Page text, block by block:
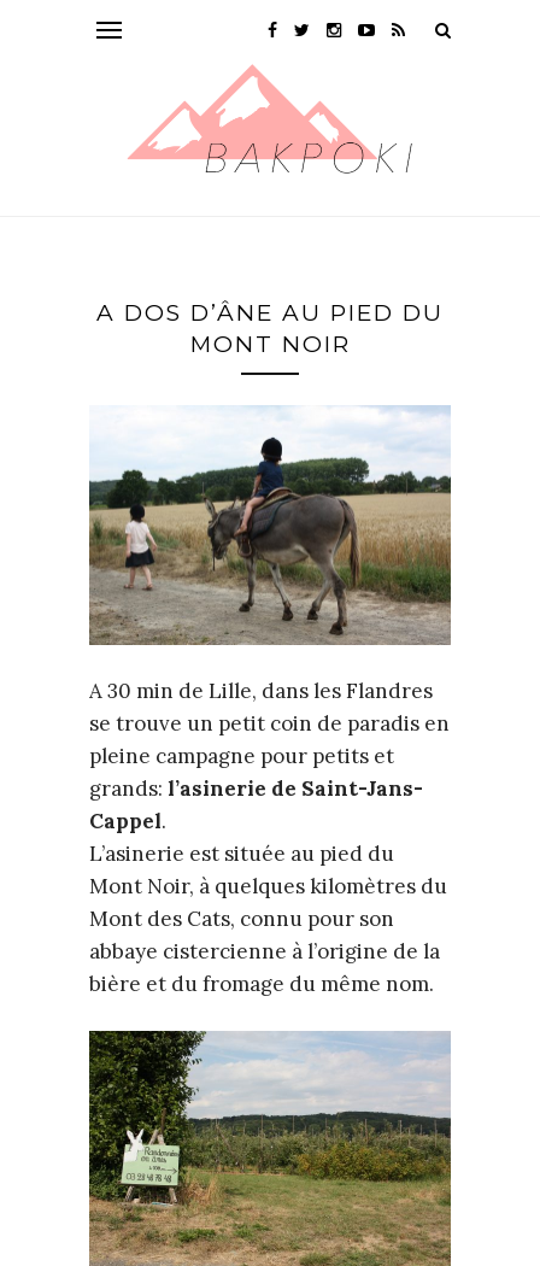
A DOS D’ÂNE AU PIED DU
MONT NOIR
A 30 min de Lille, dans les Flandres
se trouve un petit coin de paradis en
pleine campagne pour petits et
grands: l’asinerie de Saint-Jans-
Cappel.
L’asinerie est située au pied du
Mont Noir, à quelques kilomètres du
Mont des Cats, connu pour son
abbaye cistercienne à l’origine de la
bière et du fromage du même nom.